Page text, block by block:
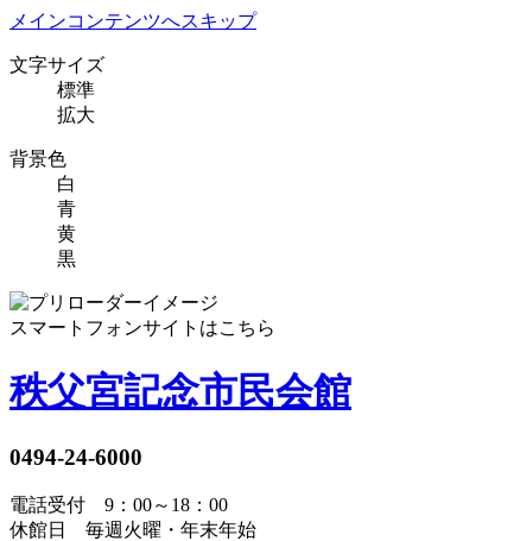
メインコンテンツへスキップ
文字サイズ
標準
拡大
背景色
白
青
黄
黒
スマートフォンサイトはこちら
秩父宮記念市民会館
0494-24-6000
電話受付 9：00～18：00
休館日 毎週火曜・年末年始